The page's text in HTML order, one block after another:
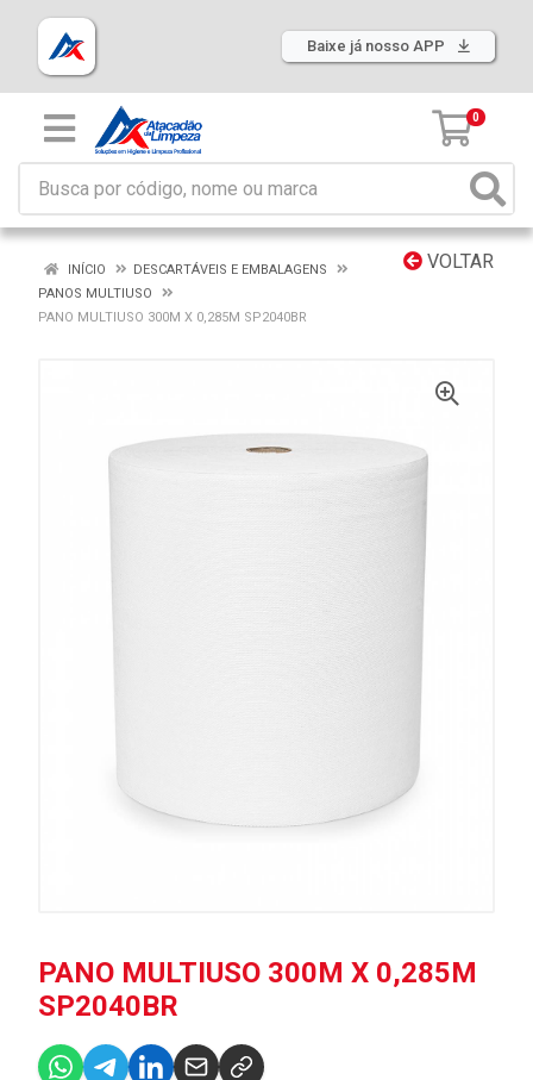
Baixe já nosso APP
0
VOLTAR
INÍCIO
DESCARTÁVEIS E EMBALAGENS
PANOS MULTIUSO
PANO MULTIUSO 300M X 0,285M SP2040BR
PANO MULTIUSO 300M X 0,285M
SP2040BR